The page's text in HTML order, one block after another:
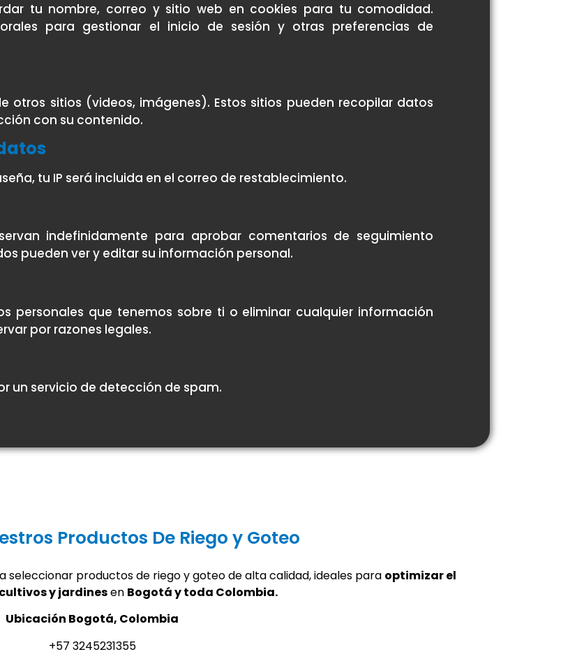
tu nombre, correo y sitio web en cookies para tu comodidad.
para gestionar el inicio de sesión y otras preferencias de
otros sitios (videos, imágenes). Estos sitios pueden recopilar datos
con su contenido.
tu IP será incluida en el correo de restablecimiento.
indefinidamente para aprobar comentarios de seguimiento
pueden ver y editar su información personal.
personales que tenemos sobre ti o eliminar cualquier información
por razones legales.
un servicio de detección de spam.
Productos De Riego y Goteo
productos de riego y goteo de alta calidad, ideales para optimizar el
y jardinesen Bogotá y toda Colombia.
Ubicación Bogotá, Colombia
+57 3245231355